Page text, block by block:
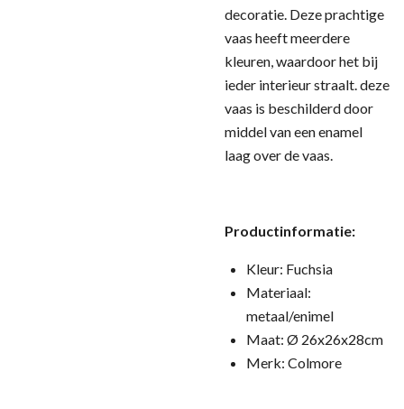
decoratie. Deze prachtige
vaas heeft meerdere
kleuren, waardoor het bij
ieder interieur straalt. deze
vaas is beschilderd door
middel van een enamel
laag over de vaas.
Productinformatie:
Kleur: Fuchsia
Materiaal:
metaal/enimel
Maat: Ø 26x26x28cm
Merk: Colmore